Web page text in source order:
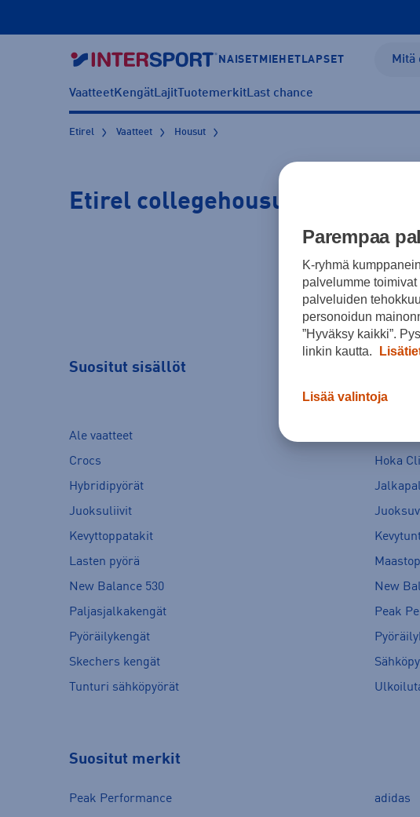
NAISET MIEHET LAPSET
VaatteetKengätLajitTuotemerkitLast chance
Etirel Vaatteet Housut
Etirel collegehousut
Suositut sisällöt
Ale vaatteet
Crocs
Hoka
Hybridipyörät
Juoksuliivit
Kevyttoppatakit
Lasten pyörä
New Balance 530
New
Paljasjalkakengät
Peak
Pyöräilykengät
Skechers kengät
Tunturi sähköpyörät
Suositut merkit
Peak Performance adidas
Parempaa
K-ryhmä
palvelumme
palveluiden
personoidun
”Hyväksy kaikki”.
linkin kautta.
Lisää valintoja